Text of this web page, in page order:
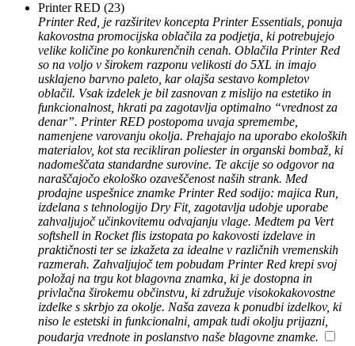
Printer RED (23)
Printer Red, je razširitev koncepta Printer Essentials, ponuja
kakovostna promocijska oblačila za podjetja, ki potrebujejo
velike količine po konkurenčnih cenah. Oblačila Printer Red
so na voljo v širokem razponu velikosti do 5XL in imajo
usklajeno barvno paleto, kar olajša sestavo kompletov
oblačil. Vsak izdelek je bil zasnovan z mislijo na estetiko in
funkcionalnost, hkrati pa zagotavlja optimalno “vrednost za
denar”. Printer RED postopoma uvaja spremembe,
namenjene varovanju okolja. Prehajajo na uporabo ekoloških
materialov, kot sta recikliran poliester in organski bombaž, ki
nadomeščata standardne surovine. Te akcije so odgovor na
naraščajočo ekološko ozaveščenost naših strank. Med
prodajne uspešnice znamke Printer Red sodijo: majica Run,
izdelana s tehnologijo Dry Fit, zagotavlja udobje uporabe
zahvaljujoč učinkovitemu odvajanju vlage. Medtem pa Vert
softshell in Rocket flis izstopata po kakovosti izdelave in
praktičnosti ter se izkažeta za idealne v različnih vremenskih
razmerah. Zahvaljujoč tem pobudam Printer Red krepi svoj
položaj na trgu kot blagovna znamka, ki je dostopna in
privlačna širokemu občinstvu, ki združuje visokokakovostne
izdelke s skrbjo za okolje. Naša zaveza k ponudbi izdelkov, ki
niso le estetski in funkcionalni, ampak tudi okolju prijazni,
poudarja vrednote in poslanstvo naše blagovne znamke.